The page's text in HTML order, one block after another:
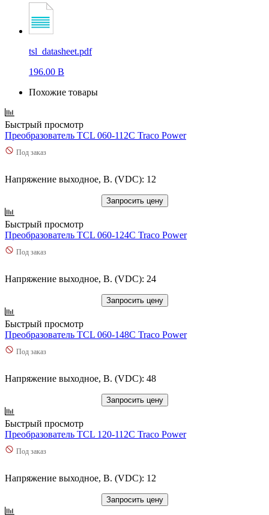
tsl_datasheet.pdf
196.00 B
Похожие товары
Быстрый просмотр
Преобразователь TCL 060-112C Traco Power
Под заказ
Напряжение выходное, В. (VDC): 12
Запросить цену
Быстрый просмотр
Преобразователь TCL 060-124C Traco Power
Под заказ
Напряжение выходное, В. (VDC): 24
Запросить цену
Быстрый просмотр
Преобразователь TCL 060-148C Traco Power
Под заказ
Напряжение выходное, В. (VDC): 48
Запросить цену
Быстрый просмотр
Преобразователь TCL 120-112C Traco Power
Под заказ
Напряжение выходное, В. (VDC): 12
Запросить цену